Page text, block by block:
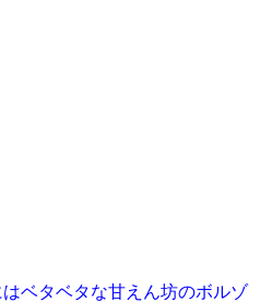
ベタベタな甘えん坊のボルゾ